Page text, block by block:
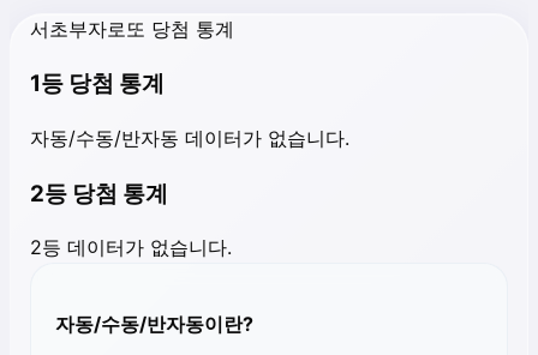
서초부자로또 당첨 통계
1등 당첨 통계
자동/수동/반자동 데이터가 없습니다.
2등 당첨 통계
2등 데이터가 없습니다.
자동/수동/반자동이란?